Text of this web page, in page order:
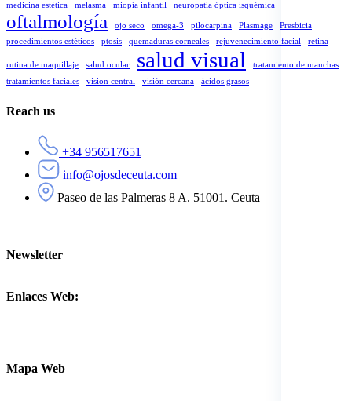
medicina estética
melasma miopía infantil neuropatía óptica isquémica
oftalmología ojo seco omega-3 pilocarpina Plasmage
Presbicia
procedimientos estéticos
ptosis quemaduras corneales rejuvenecimiento facial retina
rutina de maquillaje salud ocular salud visual
tratamiento de manchas
tratamientos faciales
vision central visión cercana ácidos grasos
Reach us
+34 956517651
info@ojosdeceuta.com
Paseo de las Palmeras 8 A. 51001. Ceuta
Newsletter
Enlaces Web:
Mapa Web